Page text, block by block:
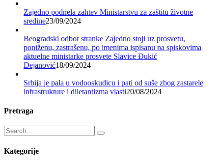
Zajedno podnela zahtev Ministarstvu za zaštitu životne
sredine23/09/2024
Beogradski odbor stranke Zajedno stoji uz prosvetu,
poniženu, zastrašenu, po imenima ispisanu na spiskovima
aktuelne ministarke prosvete Slavice Đukić
Dejanović18/09/2024
Srbija je pala u vodooskudicu i pati od suše zbog zastarele
infrastrukture i diletantizma vlasti20/08/2024
Pretraga
Kategorije